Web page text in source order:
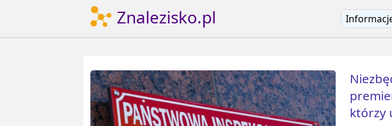
Znalezisko.pl
którzy